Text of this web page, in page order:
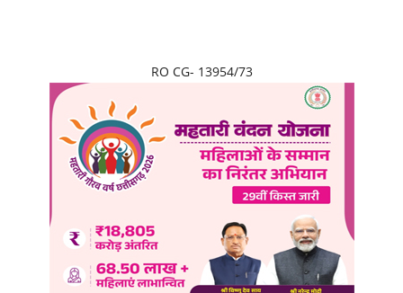
RO CG- 13954/73